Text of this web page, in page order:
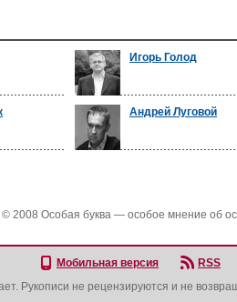
Игорь Голод
Андрей Луговой
© 2008 Особая буква — особое мнение об
Мобильная версия
RSS
Рукописи не рецензируются и не